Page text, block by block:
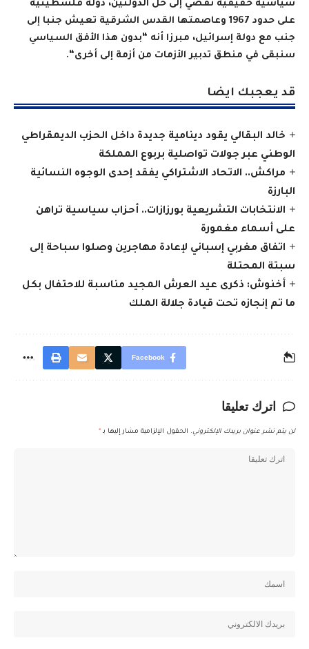
سياسية حقيقية تفضي إلى حل الدولتين، دولة فلسطينية
على حدود 1967 وعاصمتها القدس الشرقية تعيش جنبا إلى
جنب مع دولة إسرائيل، مبرزا أنه “بدون هذا الأفق السياسي
سنبقى في منطق تدبير الأزمات من أزمة إلى أخرى“.
قد يعجبك ايضا
خالد البقالي يقود دينامية جديدة داخل الحزب الديمقراطي
الوطني عبر جولات تواصلية بربوع المملكة
مراكش.. الاتحاد الاشتراكي يفقد إحدى الوجوه النسائية
البارزة
الانتخابات التشريعية بورزازات.. أحزاب سياسية تراهن
على أسماء مغمورة
اتفاق مغربي إسباني لإعادة مهاجرين وصلوا سباحة إلى
سبتة المحتلة
أخنوش: ذكرى عيد العرش المجيد مناسبة للاحتفال بكل
ما تم إنجازه تحت قيادة جلالة الملك
Facebook
اترك تعليقا
لن يتم نشر عنوان بريدك الإلكتروني. الحقول الإلزامية مشار إليها بـ *